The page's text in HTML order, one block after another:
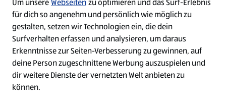
Kontakt
für dich so angenehm und persönlich wie möglich zu
gestalten, setzen wir Technologien ein, die dein
Surfverhalten erfassen und analysieren, um daraus
Erkenntnisse zur Seiten-Verbesserung zu gewinnen, auf
deine Person zugeschnittene Werbung auszuspielen und
dir weitere Dienste der vernetzten Welt anbieten zu
können.